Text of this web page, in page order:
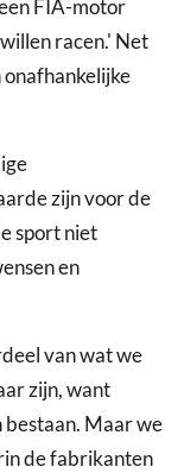
FIA-motor
racen.' Net
zijn voor de
sport niet
en
van wat we
zijn, want
bestaan. Maar we
de fabrikanten